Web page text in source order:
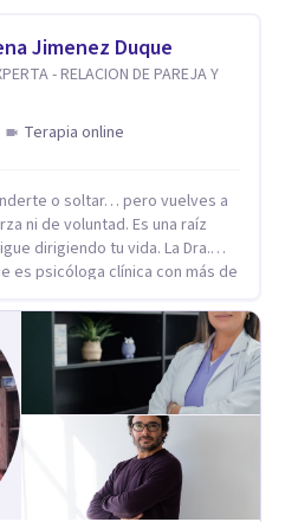
Jimenez Duque
- RELACION DE PAREJA Y
Terapia online
o soltar… pero vuelves a
ni de voluntad. Es una raíz
tu vida. La Dra.
es psicóloga clínica con más de
en el abordaje profundo de la
la dependencia emocional y los
procesos complejos. Su
por una premisa clara: no
que lo origina. Su
niveles: regulación del
de heridas de la
profunda, permitiendo